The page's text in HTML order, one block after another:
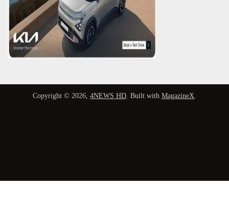
Copyright © 2026, 4NEWS HD . Built with MagazineX